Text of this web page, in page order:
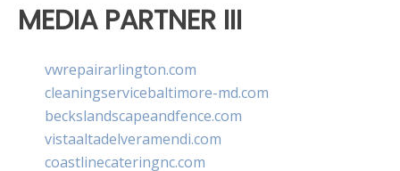
MEDIA PARTNER III
vwrepairarlington.com
cleaningservicebaltimore-md.com
beckslandscapeandfence.com
vistaaltadelveramendi.com
coastlinecateringnc.com